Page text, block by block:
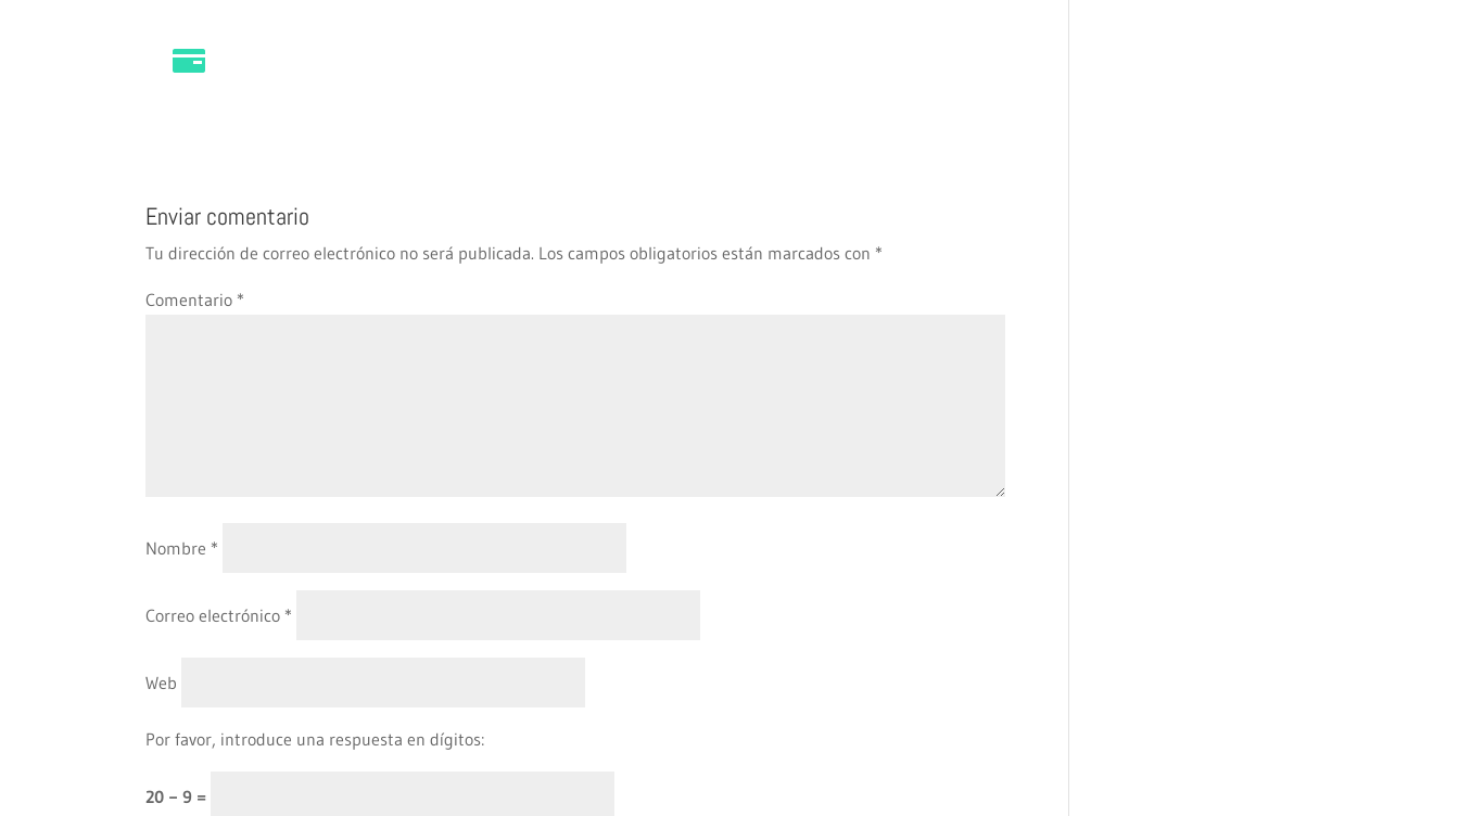
Enviar comentario
Tu dirección de correo electrónico no será publicada. Los campos obligatorios están marcados con *
Comentario *
Nombre *
Correo electrónico *
Web
Por favor, introduce una respuesta en dígitos:
20 − 9 =